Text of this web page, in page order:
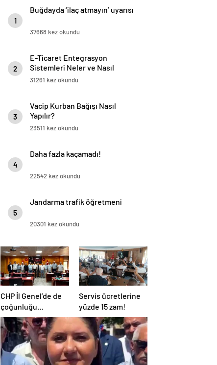
1
Buğdayda ‘ilaç atmayın’ uyarısı
37668 kez okundu
2
E-Ticaret Entegrasyon
Sistemleri Neler ve Nasıl
Yapılır?
31261 kez okundu
3
Vacip Kurban Bağışı Nasıl
Yapılır?
23511 kez okundu
4
Daha fazla kaçamadı!
22542 kez okundu
5
Jandarma trafik öğretmeni
20301 kez okundu
CHP İl Genel’de de
çoğunluğu
kaybetti!
Servis ücretlerine
yüzde 15 zam!